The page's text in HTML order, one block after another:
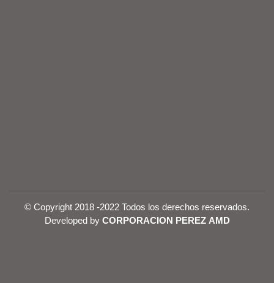
© Copyright 2018 -2022 Todos los derechos reservados.
Developed by CORPORACION PEREZ AMD